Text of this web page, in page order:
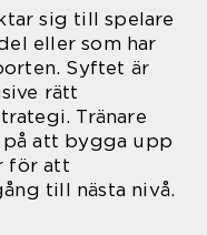
sig till spelare
eller som har
Syftet är
rätt
Tränare
att bygga upp
för att
till nästa nivå.